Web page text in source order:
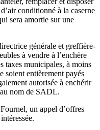
conditionné à la caserne
sera amortie sur une
générale et greffière-
à vendre à l’enchère
taxes municipales, à moins
soient entièrement payés
autorisée à enchérir
nom de SADL.
un appel d’offres